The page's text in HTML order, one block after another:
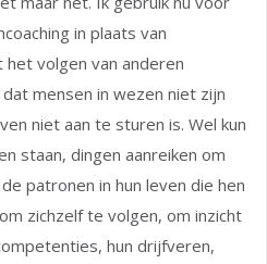
in plaats van
het volgen van anderen
mensen in wezen niet zijn
niet aan te sturen is. Wel kun
staan, dingen aanreiken om
patronen in hun leven die hen
zichzelf te volgen, om inzicht
hun drijfveren,